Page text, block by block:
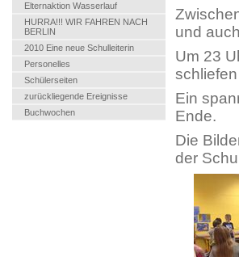
und
Um 23
Ein
Ende.
Die
der
Elternaktion Wasserlauf
HURRA!!! WIR FAHREN NACH
BERLIN
2010 Eine neue Schulleiterin
Personelles
Schülerseiten
zurückliegende Ereignisse
Buchwochen